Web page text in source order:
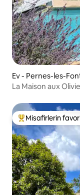
Ev - Pernes-les-
La Maison aux
Misafirlerin
Misafirlerin